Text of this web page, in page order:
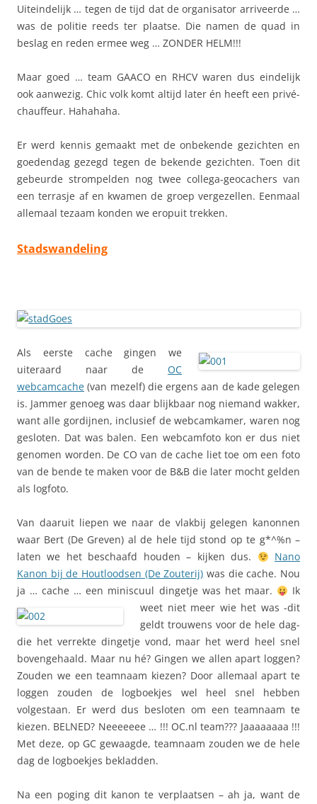
Uiteindelijk … tegen de tijd dat de organisator arriveerde …
was de politie reeds ter plaatse. Die namen de quad in
beslag en reden ermee weg … ZONDER HELM!!!
Maar goed … team GAACO en RHCV waren dus eindelijk
ook aanwezig. Chic volk komt altijd later én heeft een privé-
chauffeur. Hahahaha.
Er werd kennis gemaakt met de onbekende gezichten en
goedendag gezegd tegen de bekende gezichten. Toen dit
gebeurde strompelden nog twee collega-geocachers van
een terrasje af en kwamen de groep vergezellen. Eenmaal
allemaal tezaam konden we eropuit trekken.
Stadswandeling
Als eerste cache gingen we
uiteraard naar de OC
webcamcache (van mezelf) die ergens aan de kade gelegen
is. Jammer genoeg was daar blijkbaar nog niemand wakker,
want alle gordijnen, inclusief de webcamkamer, waren nog
gesloten. Dat was balen. Een webcamfoto kon er dus niet
genomen worden. De CO van de cache liet toe om een foto
van de bende te maken voor de B&B die later mocht gelden
als logfoto.
Van daaruit liepen we naar de vlakbij gelegen kanonnen
waar Bert (De Greven) al de hele tijd stond op te g*^%n –
laten we het beschaafd houden – kijken dus.
Nano
Kanon bij de Houtloodsen (De Zouterij) was die cache. Nou
ja … cache … een miniscuul dingetje was het maar.
Ik
weet niet meer wie het was -dit
geldt trouwens voor de hele dag-
die het verrekte dingetje vond, maar het werd heel snel
bovengehaald. Maar nu hé? Gingen we allen apart loggen?
Zouden we een teamnaam kiezen? Door allemaal apart te
loggen zouden de logboekjes wel heel snel hebben
volgestaan. Er werd dus besloten om een teamnaam te
kiezen. BELNED? Neeeeeee … !!! OC.nl team??? Jaaaaaaaa !!!
Met deze, op GC gewaagde, teamnaam zouden we de hele
dag de logboekjes bekladden.
Na een poging dit kanon te verplaatsen – ah ja, want de